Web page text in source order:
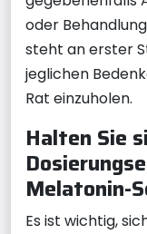
oder
steht an erster
jeglichen
Rat einzuholen.
Halten Sie
Melatonin-
Es ist wichtig,